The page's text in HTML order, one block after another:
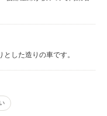
した造りの車です。